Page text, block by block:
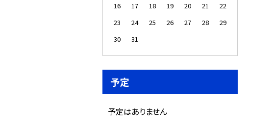
16
17 18 19 20 21
22
23
24 25 26 27 28
29
30
31
予定
予定はありません